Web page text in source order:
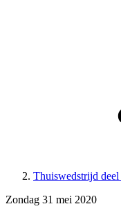
Thuiswedstrijd
Zondag 31 mei 2020